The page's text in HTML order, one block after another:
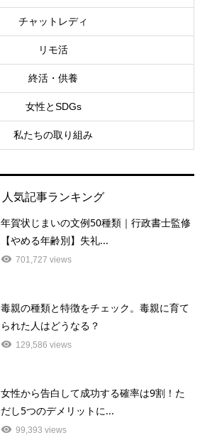
チャットレディ
リモ活
終活・供養
女性とSDGs
私たちの取り組み
人気記事ランキング
年賀状じまいの文例50種類｜行政書士監修
【やめる年齢別】失礼...
701,727 views
毒親の種類と特徴をチェック。毒親に育て
られた人はどうなる？
129,586 views
女性から告白して成功する確率は9割！た
だし5つのデメリットに...
99,393 views